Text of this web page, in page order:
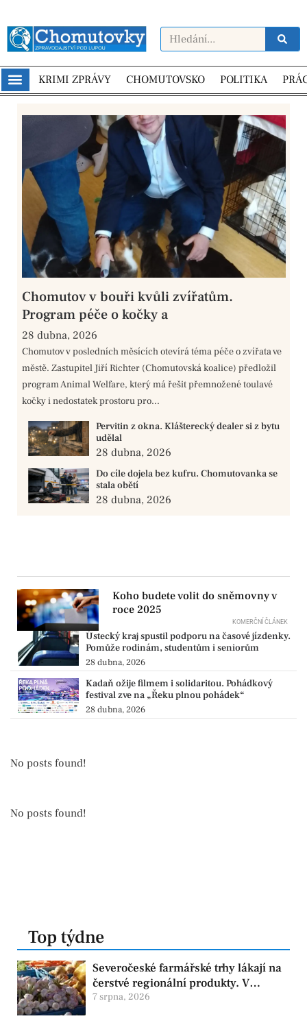
KRIMI ZPRÁVY CHOMUTOVSKO POLITIKA
Chomutov v bouři kvůli zvířatům.
Program péče o kočky a
28 dubna, 2026
Chomutov v posledních měsících otevírá téma péče o zvířata ve
městě. Zastupitel Jiří Richter (Chomutovská koalice) předložil
program Animal Welfare, který má řešit přemnožené toulavé
kočky i nedostatek prostoru pro...
Pervitin z okna. Klášterecký dealer si z bytu
udělal
28 dubna, 2026
Do cíle dojela bez kufru. Chomutovanka se
stala obětí
28 dubna, 2026
Koho budete volit do sněmovny v
roce 2025
KOMERČNÍ ČLÁNEK
Ústecký kraj spustil podporu na časové jízdenky.
Pomůže rodinám, studentům i seniorům
28 dubna, 2026
Kadaň ožije filmem i solidaritou. Pohádkový
festival zve na „Řeku plnou pohádek“
28 dubna, 2026
No posts found!
No posts found!
Top týdne
Severočeské farmářské trhy lákají na
čerstvé regionální produkty. V
Chomutově se konají 8. srpna
7 srpna, 2026